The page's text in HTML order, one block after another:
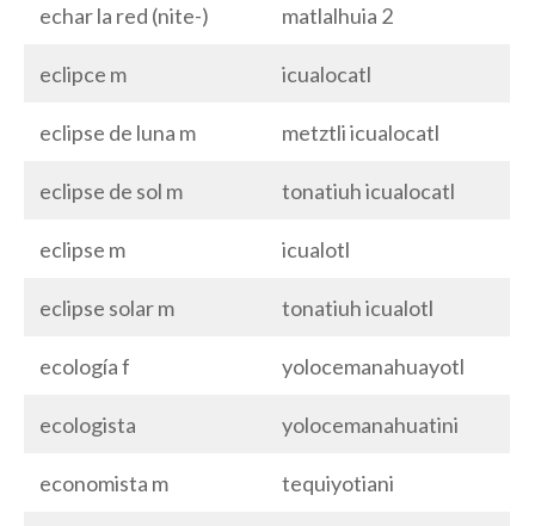
echar la red (nite-) matlalhuia 2
eclipce m icualocatl
eclipse de luna m metztli icualocatl
eclipse de sol m tonatiuh icualocatl
eclipse m icualotl
eclipse solar m tonatiuh icualotl
ecología f yolocemanahuayotl
ecologista yolocemanahuatini
economista m tequiyotiani